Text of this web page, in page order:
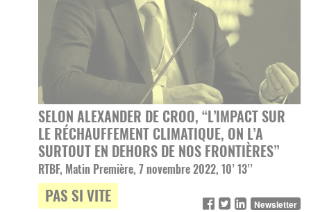
SELON ALEXANDER DE CROO, “L’IMPACT SUR
LE RÉCHAUFFEMENT CLIMATIQUE, ON L’A
SURTOUT EN DEHORS DE NOS FRONTIÈRES”
RTBF, Matin Première, 7 novembre 2022, 10’ 13’’
PAS SI VITE Newsletter